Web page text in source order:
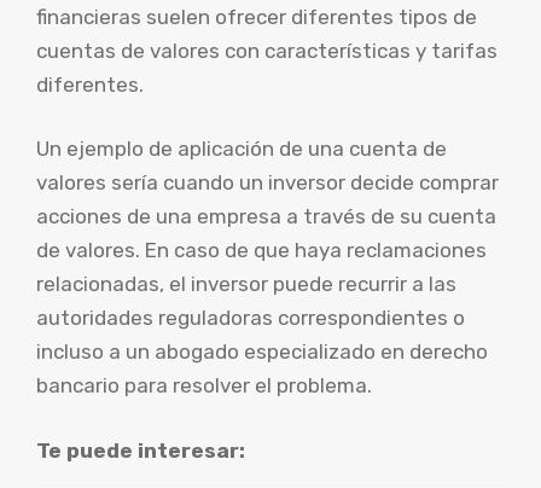
financieras suelen ofrecer diferentes tipos de
cuentas de valores con características y tarifas
diferentes.
Un ejemplo de aplicación de una cuenta de
valores sería cuando un inversor decide comprar
acciones de una empresa a través de su cuenta
de valores. En caso de que haya reclamaciones
relacionadas, el inversor puede recurrir a las
autoridades reguladoras correspondientes o
incluso a un abogado especializado en derecho
bancario para resolver el problema.
Te puede interesar: